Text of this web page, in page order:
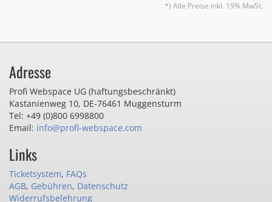
*) Alle Preise inkl. 19% MwSt.
Adresse
Profi Webspace UG (haftungsbeschränkt)
Kastanienweg 10, DE-76461 Muggensturm
Tel: +49 (0)800 6998800
Email: info@profi-webspace.com
Links
Ticketsystem, FAQs
AGB, Gebühren, Datenschutz
Widerrufsbelehrung